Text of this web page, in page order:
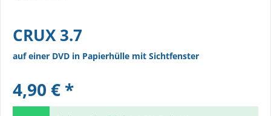
CRUX 3.7
auf einer DVD in Papierhülle mit Sichtfenster
4,90 € *